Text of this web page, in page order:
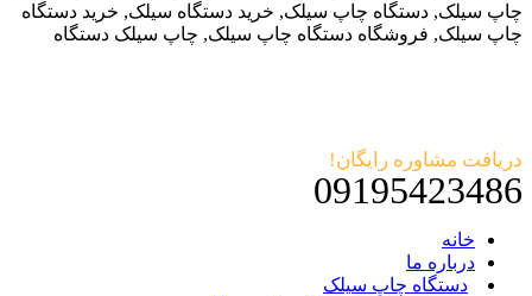
چاپ سیلک, دستگاه چاپ سیلک, خرید دستگاه سیلک, خرید دستگاه
چاپ سیلک, فروشگاه دستگاه چاپ سیلک, چاپ سیلک دستگاه
دریافت مشاوره رایگان!
09195423486
خانه
درباره ما
دستگاه چاپ سیلک